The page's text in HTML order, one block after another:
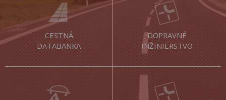
CESTNÁ
DATABANKA
DOPRAVNÉ
INŽINIERSTVO